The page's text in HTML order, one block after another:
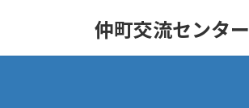
テ
ゲ
仲町交流センター